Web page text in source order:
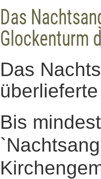
Das
Glockenturm
Das
Bis